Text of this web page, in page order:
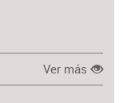
Ver más